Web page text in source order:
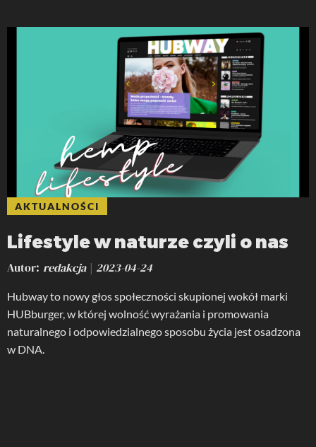
AKTUALNOŚCI
Lifestyle w naturze czyli o nas
Autor redakcja 2023-04-24
Hubway to nowy głos społeczności skupionej wokół marki
HUBburger, w której wolność wyrażania i promowania
naturalnego i odpowiedzialnego sposobu życia jest osadzona
w DNA.